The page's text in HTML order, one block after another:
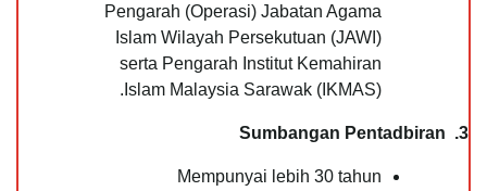
Pengarah (Operasi) Jabatan Agama
Islam Wilayah Persekutuan (JAWI)
serta Pengarah Institut Kemahiran
Islam Malaysia Sarawak (IKMAS).
3. Sumbangan Pentadbiran
Mempunyai lebih 30 tahun